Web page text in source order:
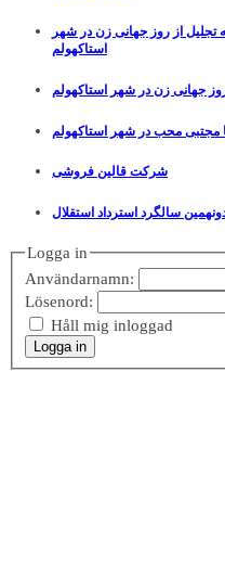
تجلیل از روز جهانی زن در شهر
استاکهولم
جهانی زن در شهر استاکهولم
محب در شهر استاکهولم
شرکت قالین فروشی
سالگرد استرداد استقلال
Logga in
Användarnamn:
Lösenord:
Håll mig inloggad
Logga in